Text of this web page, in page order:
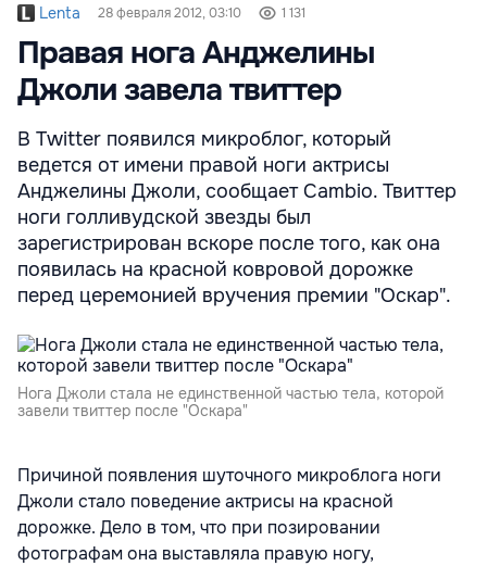
Lenta 28 февраля 2012, 03:10 1 131
Правая нога Анджелины
Джоли завела твиттер
В Twitter появился микроблог, который
ведется от имени правой ноги актрисы
Анджелины Джоли, сообщает Cambio. Твиттер
ноги голливудской звезды был
зарегистрирован вскоре после того, как она
появилась на красной ковровой дорожке
перед церемонией вручения премии "Оскар".
Нога Джоли стала не единственной частью тела, которой
завели твиттер после "Оскара"
Причиной появления шуточного микроблога ноги
Джоли стало поведение актрисы на красной
дорожке. Дело в том, что при позировании
фотографам она выставляла правую ногу,